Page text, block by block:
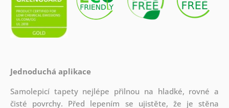
Jednoduchá aplikace
Samolepicí tapety nejlépe přilnou na hladké, rovné a
čisté povrchy. Před lepením se ujistěte, že je stěna